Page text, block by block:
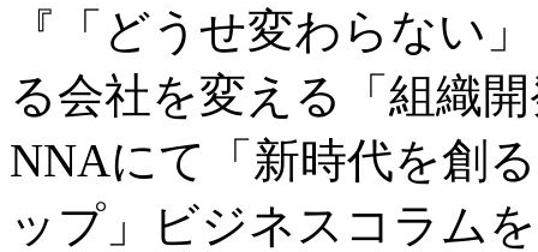
『「どうせ変わらない
る会社を変える「組織
NNAにて「新時代を創
ップ」ビジネスコラム